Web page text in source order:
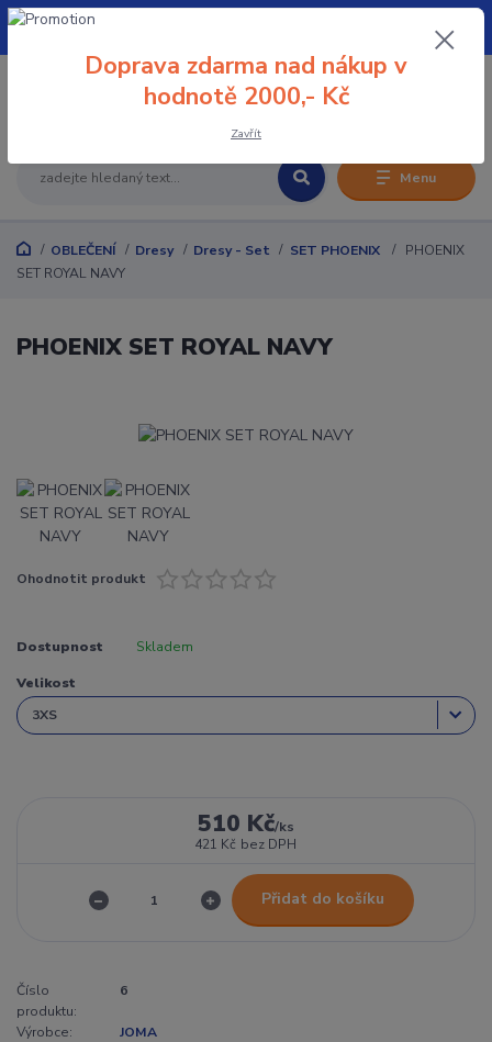
Menu
+420 608 032 114
OBLEČENÍ Dresy Dresy - Set SET PHOENIX
PHOENIX
SET ROYAL NAVY
PHOENIX SET ROYAL NAVY
Ohodnotit produkt
Dostupnost Skladem
Velikost
510 Kč/ks
421 Kč bez DPH
Přidat do košíku
Číslo
produktu:
6
Výrobce:
JOMA
Doprava zdarma nad nákup v
hodnotě 2000,- Kč
Zavřít